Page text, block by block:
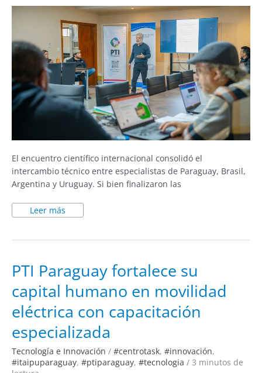
El encuentro científico internacional consolidó el
intercambio técnico entre especialistas de Paraguay, Brasil,
Argentina y Uruguay. Si bien finalizaron las
Leer más
PTI Paraguay fortalece su
capital humano en movilidad
eléctrica con capacitación
especializada
Tecnología e Innovación / #centrotask, #innovación,
#itaipuparaguay, #ptiparaguay, #tecnologia / 3 minutos de
PTI
Paraguay
fortalece
su
capital
humano
en
movilidad
eléctrica
con
capacitación
especializada